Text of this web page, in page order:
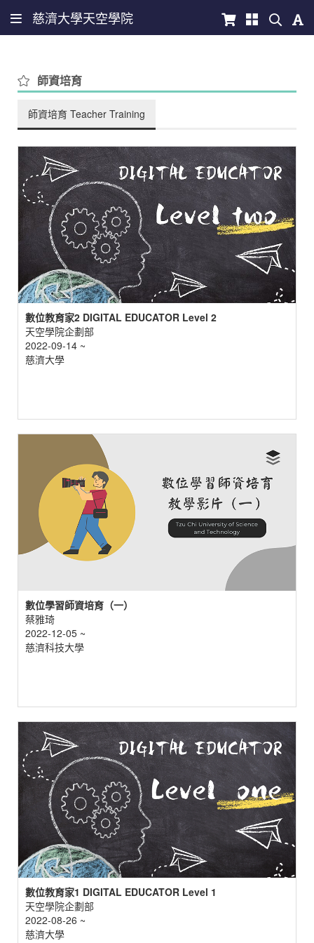
慈濟大學天空學院
師資培育
師資培育 Teacher Training
數位教育家2 DIGITAL EDUCATOR Level 2
天空學院企劃部
2022-09-14 ~
慈濟大學
數位學習師資培育（一）
蔡雅琦
2022-12-05 ~
慈濟科技大學
數位教育家1 DIGITAL EDUCATOR Level 1
天空學院企劃部
2022-08-26 ~
慈濟大學